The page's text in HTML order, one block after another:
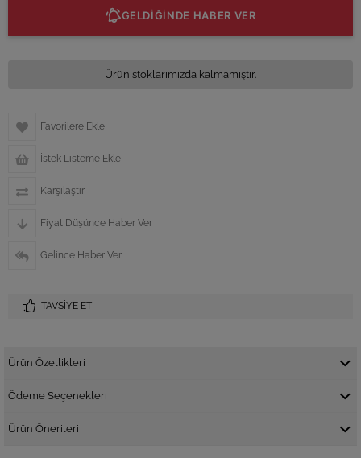
GELDİĞİNDE HABER VER
Ürün stoklarımızda kalmamıştır.
Favorilere Ekle
İstek Listeme Ekle
Karşılaştır
Fiyat Düşünce Haber Ver
Gelince Haber Ver
TAVSIYE ET
Ürün Özellikleri
Ödeme Seçenekleri
Ürün Önerileri